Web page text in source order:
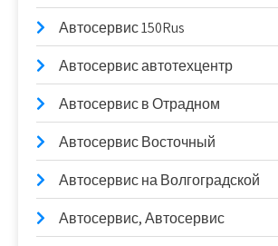
Автосервис 150Rus
Автосервис автотехцентр
Автосервис в Отрадном
Автосервис Восточный
Автосервис на Волгоградской
Автосервис, Автосервис